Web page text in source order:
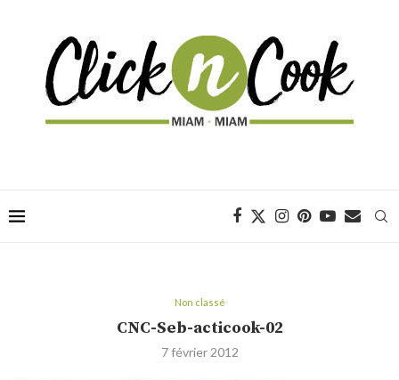
Non classé
CNC-Seb-acticook-02
7 février 2012